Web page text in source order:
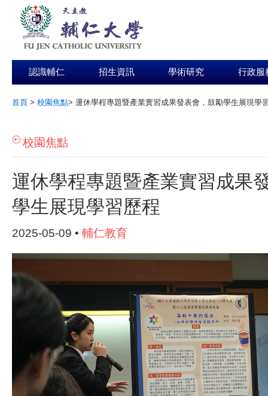
認識輔仁 招生資訊 學術研究 行政服
首頁 > 校園焦點> 運休學程專題暨產業實習成果發表會，鼓勵學生展現學
校園焦點
運休學程專題暨產業實習成果
學生展現學習歷程
2025-05-09 • 輔仁教育